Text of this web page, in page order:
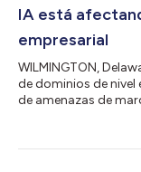
IA está
empresarial
WILMINGTON,
de dominios de nivel
de amenazas de
información (CISO)